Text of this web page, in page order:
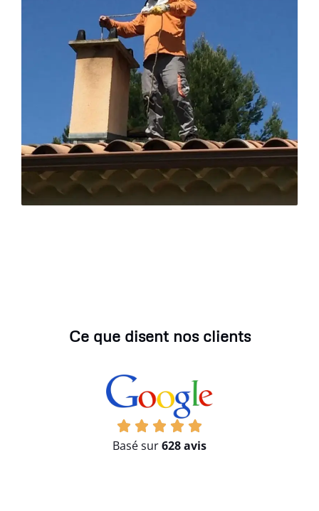
Ce que disent nos clients
Basé sur628 avis